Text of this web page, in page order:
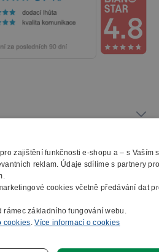
s.r.o. - Všechna práva vyhrazena.
zajištění funkčnosti e-shopu a – s Vaším
reklam. Údaje sdílíme s partnery
cookies včetně předávání dat
rámec základního fungování webu.
cookies. Více informací o cookies